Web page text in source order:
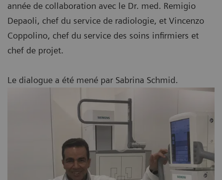
année de collaboration avec le Dr. med. Remigio
Depaoli, chef du service de radiologie, et Vincenzo
Coppolino, chef du service des soins infirmiers et
chef de projet.
Le dialogue a été mené par Sabrina Schmid.